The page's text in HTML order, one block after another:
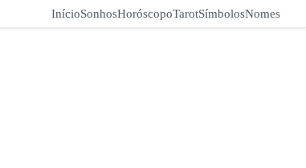
InícioSonhosHoróscopoTarotSímbolosNomes